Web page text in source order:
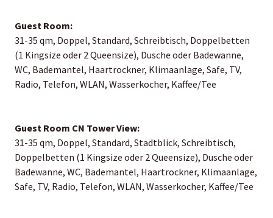
Guest Room:
31-35 qm, Doppel, Standard, Schreibtisch, Doppelbetten
(1 Kingsize oder 2 Queensize), Dusche oder Badewanne,
WC, Bademantel, Haartrockner, Klimaanlage, Safe, TV,
Radio, Telefon, WLAN, Wasserkocher, Kaffee/Tee
Guest Room CN Tower View:
31-35 qm, Doppel, Standard, Stadtblick, Schreibtisch,
Doppelbetten (1 Kingsize oder 2 Queensize), Dusche oder
Badewanne, WC, Bademantel, Haartrockner, Klimaanlage,
Safe, TV, Radio, Telefon, WLAN, Wasserkocher, Kaffee/Tee